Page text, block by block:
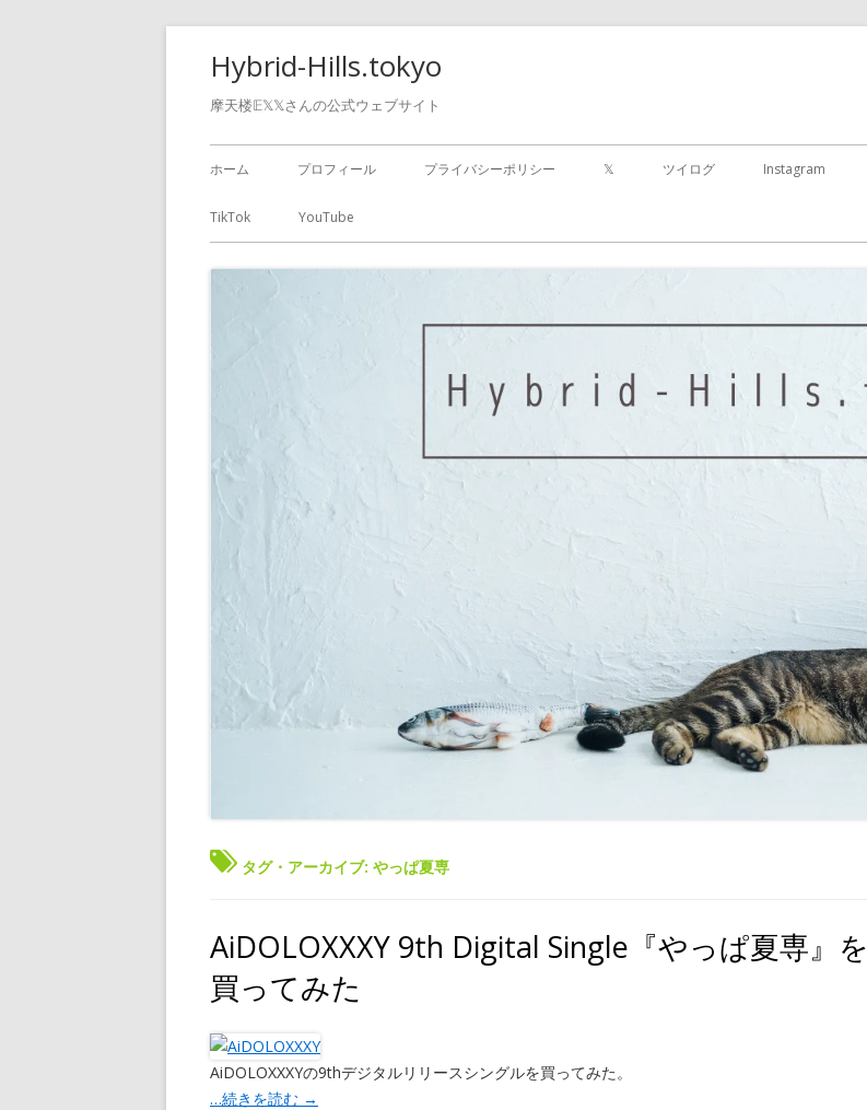
Hybrid-Hills.tokyo
摩天楼𝔼𝕏𝕏さんの公式ウェブサイト
コ
移
ホーム プロフィール プライバシーポリシー 𝕏 ツイログ Instagram
TikTok YouTube
タグ・アーカイブ: やっぱ夏専
AiDOLOXXXY 9th Digital Single『やっぱ夏専』を
買ってみた
AiDOLOXXXYの9thデジタルリリースシングルを買ってみた。
…続きを読む →